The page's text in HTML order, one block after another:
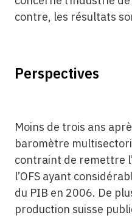
contre, les résultats
Perspectives
Moins de trois ans
baromètre
contraint de remettre
l’OFS ayant
du PIB en 2006. De
production suisse